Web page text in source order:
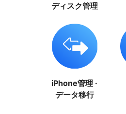
ディスク管理
iPhone管理 ·
データ移行